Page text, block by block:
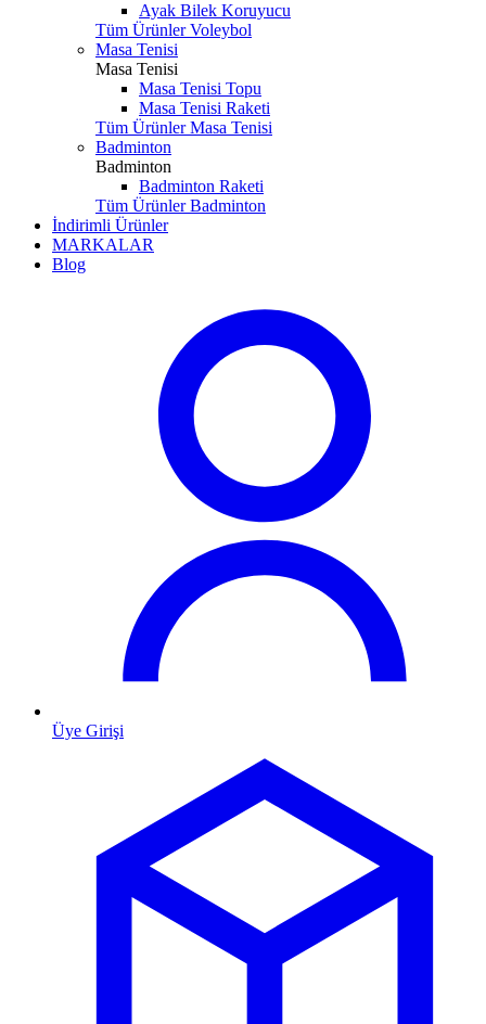
Ayak Bilek Koruyucu
Tüm Ürünler Voleybol
Masa Tenisi
Masa Tenisi
Masa Tenisi Topu
Masa Tenisi Raketi
Tüm Ürünler Masa Tenisi
Badminton
Badminton
Badminton Raketi
Tüm Ürünler Badminton
İndirimli Ürünler
MARKALAR
Blog
Üye Girişi